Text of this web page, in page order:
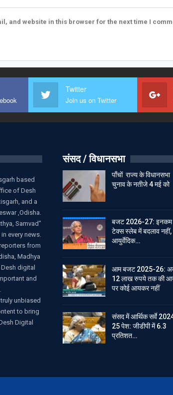
and website in this browser for the next time I
Twitter
Join us on Twitter
based
of Desh
and a
,Odisha.
Samvad”
every news.
from
Madhya
digital
and
unbiased
to bring
Digital
संसद / विधानसभा
पाँचों राज्य के विधानसभा
चुनाव के नतीजे 4 मई को
बजट 2026-27: इनकम
टेक्स स्लेब में बदलाव नहीं,
आयुर्वेदिक…
आम बजट 2025-26:
12 लाख रुपये तक की
पर कोई आयकर नहीं
संसद में आर्थिक सर्वे
25 पेश: जीडीपी में 6.3
प्रतिशत…